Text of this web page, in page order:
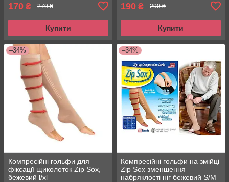
170 ₴ 270 ₴
Купити
190 ₴ 290 ₴
Купити
–34%
Компресійні гольфи для
фіксації щиколоток Zip Sox,
бежевий l/xl
–34%
Компресійні гольфи на змійці
Zip Sox зменшення
набряклості ніг бежевий S/M